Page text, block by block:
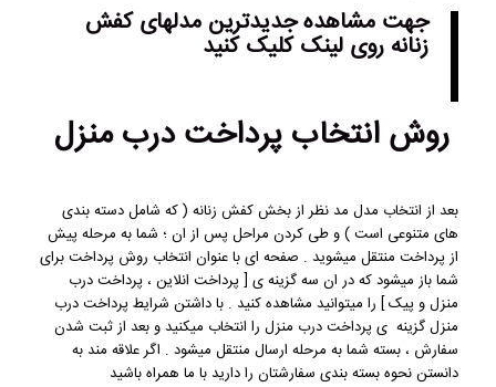
جهت مشاهدهجدیدترین مدلهای کفش
زنانه روی لینک کلیک کنید
روش انتخاب پرداخت درب منزل
بعد از انتخاب مدل مد نظر از بخش کفش زنانه ( که شامل دسته بندی
های متنوعی است ) و طی کردن مراحل پس از ان ؛ شما به مرحله پیش
از پرداخت منتقل میشوید . صفحه ای با عنوان انتخاب روش پرداخت برای
شما باز میشود که در ان سه گزینه ی [ پرداخت انلاین ، پرداخت درب
منزل و پیک ] را میتوانید مشاهده کنید . با داشتن شرایط پرداخت درب
منزل گزینه ی پرداخت درب منزل را انتخاب میکنید و بعد از ثبت شدن
سفارش ، بسته شما به مرحله ارسال منتقل میشود . اگر علاقه مند به
دانستن نحوه بسته بندی سفارشتان را دارید با ما همراه باشید